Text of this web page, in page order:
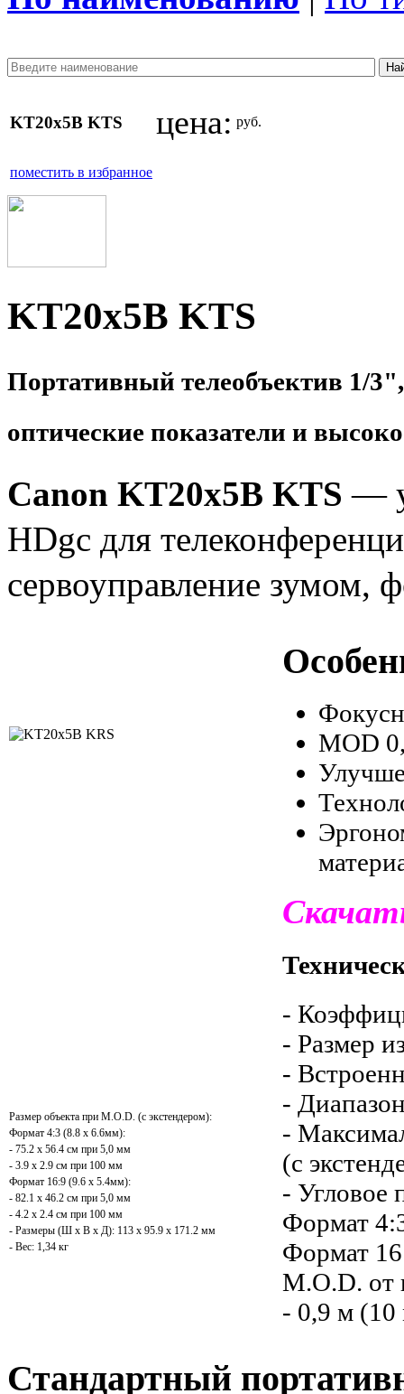
KT20x5B KTS цена: руб.
поместить в избранное
KT20x5B KTS
Портативный телеобъектив 1/
оптические показатели и
Canon KT20x5B KTS —
HDgc для
сервоуправление зумом,
MOD
-
- Размер
-
-
-
(с
- Угловое
Формат
Формат
M.O.D. от
- 0,9 м
Размер объекта при M.O.D. (с экстендером):
Формат 4:3 (8.8 x 6.6мм):
- 75.2 x 56.4 см при 5,0 мм
- 3.9 x 2.9 см при 100 мм
Формат 16:9 (9.6 x 5.4мм):
- 82.1 x 46.2 см при 5,0 мм
- 4.2 x 2.4 см при 100 мм
- Размеры (Ш х В х Д): 113 x 95.9 x 171.2 мм
- Вес: 1,34 кг
Стандартный